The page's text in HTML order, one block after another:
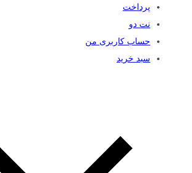
پرداخت
نت دو
حساب کاربری من
سبد خرید